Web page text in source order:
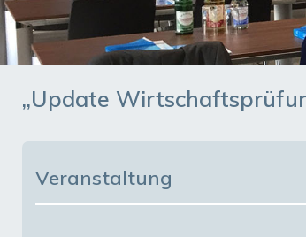
„Update
Veranstaltung